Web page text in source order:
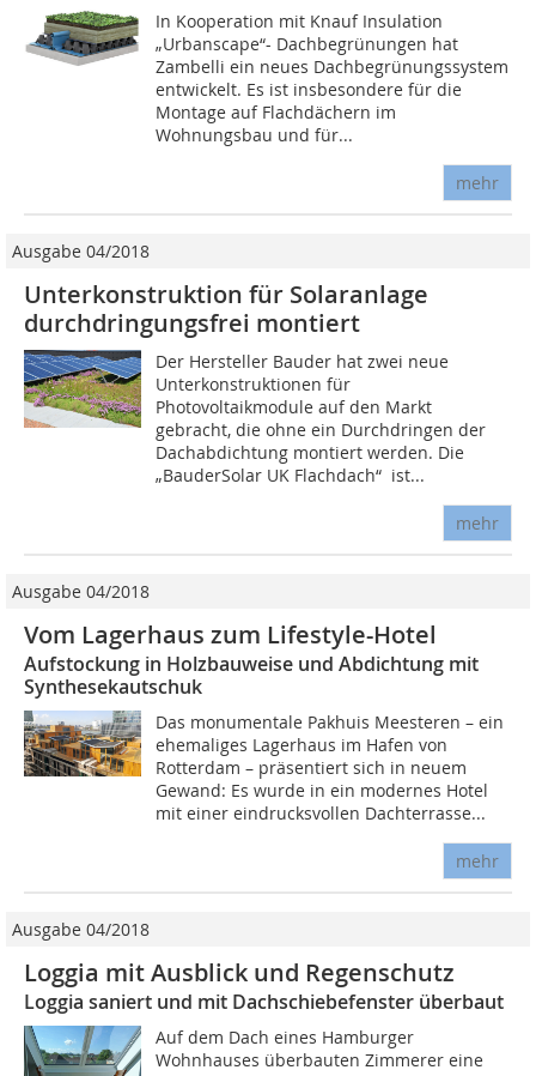
In Kooperation mit Knauf Insulation
„Urbanscape“- Dachbegrünungen hat
Zambelli ein neues Dachbegrünungssystem
entwickelt. Es ist insbesondere für die
Montage auf Flachdächern im
Wohnungsbau und für...
mehr
Ausgabe 04/2018
Unterkonstruktion für Solaranlage
durchdringungsfrei montiert
Der Hersteller Bauder hat zwei neue
Unterkonstruktionen für
Photovoltaikmodule auf den Markt
gebracht, die ohne ein Durchdringen der
Dachabdichtung montiert werden. Die
„BauderSolar UK Flachdach“ ist...
mehr
Ausgabe 04/2018
Vom Lagerhaus zum Lifestyle-Hotel
Aufstockung in Holzbauweise und Abdichtung mit
Synthesekautschuk
Das monumentale Pakhuis Meesteren – ein
ehemaliges Lagerhaus im Hafen von
Rotterdam – präsentiert sich in neuem
Gewand: Es wurde in ein modernes Hotel
mit einer eindrucksvollen Dachterrasse...
mehr
Ausgabe 04/2018
Loggia mit Ausblick und Regenschutz
Loggia saniert und mit Dachschiebefenster überbaut
Auf dem Dach eines Hamburger
Wohnhauses überbauten Zimmerer eine